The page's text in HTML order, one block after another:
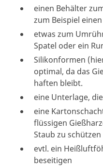
einen Behälter
zum Beispiel
etwas zum
Spatel oder ein
Silikonformen
optimal, da das
haften bleibt.
eine Unterlage,
eine
flüssigen
Staub zu schützen
evtl. ein
beseitigen